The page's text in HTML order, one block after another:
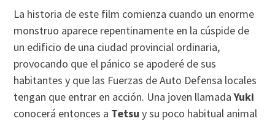
La historia de este film comienza cuando un enorme
monstruo aparece repentinamente en la cúspide de
un edificio de una ciudad provincial ordinaria,
provocando que el pánico se apoderé de sus
habitantes y que las Fuerzas de Auto Defensa locales
tengan que entrar en acción. Una joven llamadaYuki
conocerá entonces a Tetsu y su poco habitual animal